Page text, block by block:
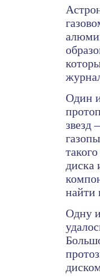
Один
звезд
диска
найти
Одну